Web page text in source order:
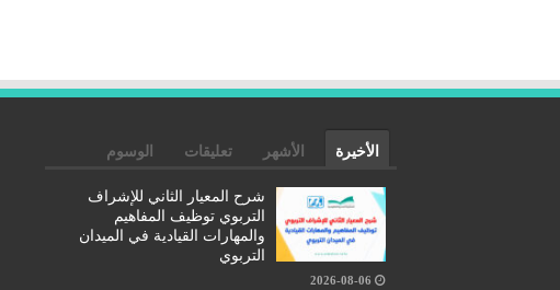
الأخيرة الأشهر تعليقات الوسوم
شرح المعيار الثاني للإشراف
التربوي توظيف المفاهيم
والمهارات القيادية في الميدان
التربوي
2026-08-06